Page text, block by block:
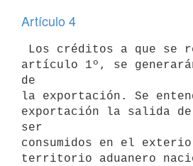
Artículo 4
artículo 1º, se
de
la exportación. Se
exportación la salida
ser
consumidos en el
territorio aduanero